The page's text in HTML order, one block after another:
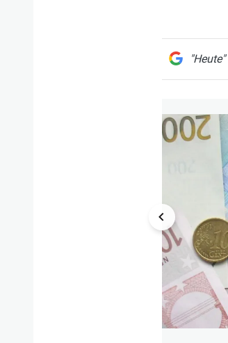
"Heute"
1/10